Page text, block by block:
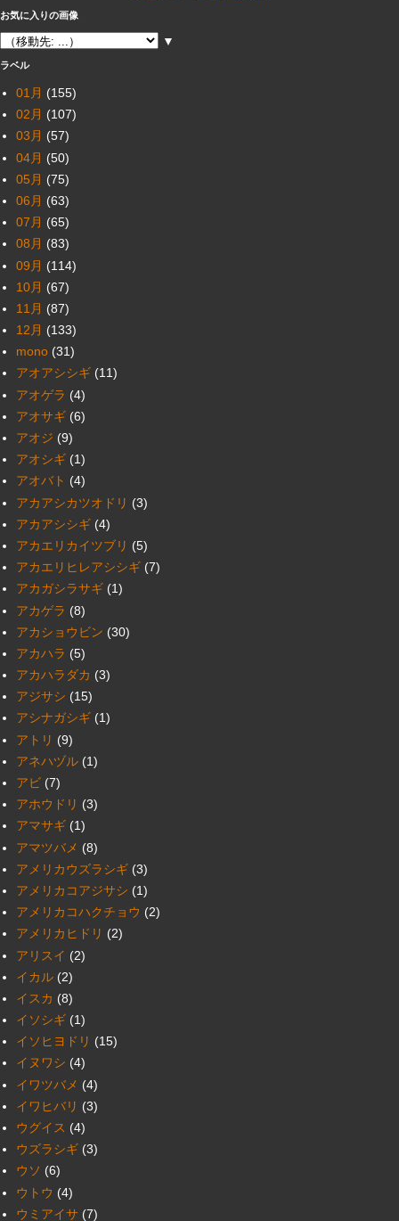
お気に入りの画像
▼
ラベル
01月 (155)
02月 (107)
03月 (57)
04月 (50)
05月 (75)
06月 (63)
07月 (65)
08月 (83)
09月 (114)
10月 (67)
11月 (87)
12月 (133)
mono (31)
アオアシシギ (11)
アオゲラ (4)
アオサギ (6)
アオジ (9)
アオシギ (1)
アオバト (4)
アカアシカツオドリ (3)
アカアシシギ (4)
アカエリカイツブリ (5)
アカエリヒレアシシギ (7)
アカガシラサギ (1)
アカゲラ (8)
アカショウビン (30)
アカハラ (5)
アカハラダカ (3)
アジサシ (15)
アシナガシギ (1)
アトリ (9)
アネハヅル (1)
アビ (7)
アホウドリ (3)
アマサギ (1)
アマツバメ (8)
アメリカウズラシギ (3)
アメリカコアジサシ (1)
アメリカコハクチョウ (2)
アメリカヒドリ (2)
アリスイ (2)
イカル (2)
イスカ (8)
イソシギ (1)
イソヒヨドリ (15)
イヌワシ (4)
イワツバメ (4)
イワヒバリ (3)
ウグイス (4)
ウズラシギ (3)
ウソ (6)
ウトウ (4)
ウミアイサ (7)